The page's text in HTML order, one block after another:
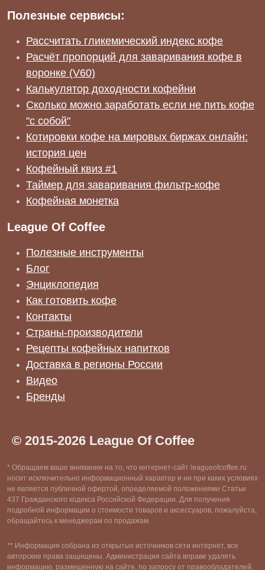
Полезные сервисы:
Рассчитать гликемический индекс кофе
Расчёт пропорций для заваривания кофе в
воронке (V60)
Калькулятор доходности кофейни
Сколько можно заработать если не пить кофе
"с собой"
Котировки кофе на мировых биржах онлайн:
история цен
Кофейный квиз #1
Таймер для заваривания фильтр-кофе
Кофейная монетка
League Of Coffee
Полезные инструменты
Блог
Энциклопедия
Как готовить кофе
Контакты
Страны-производители
Рецепты кофейных напитков
Доставка в регионы России
Видео
Бренды
© 2015-2026 League Of Coffee
* Обращаем ваше внимание на то, что интернет-сайт leagueofcoffee.ru
носит исключительно информационный характер и ни при каких условиях
не является публичной офертой, определяемой положениями Статьи
437 Гражданского кодекса Российской Федерации. Для получения
подробной информации о стоимости товаров и аксессуаров, пожалуйста,
обращайтесь к менеджерам по продажам.
** Информация собрана из открытых источников сети интернет, все
авторские права защищены. Администрация сайта вправе удалять
информацию, размещенную на сайте, по запросу от правообладателей,